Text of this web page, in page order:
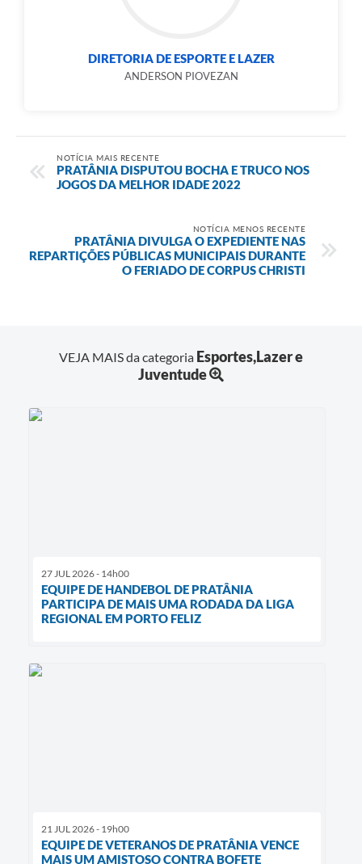
DIRETORIA DE ESPORTE E LAZER
ANDERSON PIOVEZAN
NOTÍCIA MAIS RECENTE
PRATÂNIA DISPUTOU BOCHA E TRUCO NOS
JOGOS DA MELHOR IDADE 2022
NOTÍCIA MENOS RECENTE
PRATÂNIA DIVULGA O EXPEDIENTE NAS
REPARTIÇÕES PÚBLICAS MUNICIPAIS DURANTE
O FERIADO DE CORPUS CHRISTI
VEJA MAIS da categoria Esportes,Lazer e
Juventude
27 JUL 2026 - 14h00
EQUIPE DE HANDEBOL DE PRATÂNIA
PARTICIPA DE MAIS UMA RODADA DA LIGA
REGIONAL EM PORTO FELIZ
21 JUL 2026 - 19h00
EQUIPE DE VETERANOS DE PRATÂNIA VENCE
MAIS UM AMISTOSO CONTRA BOFETE